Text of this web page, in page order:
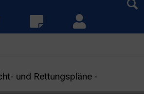
und Rettungspläne -